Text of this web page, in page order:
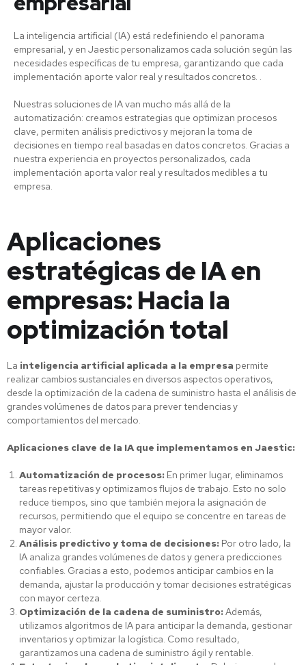
La inteligencia artificial (IA) está redefiniendo el panorama
empresarial, y en Jaestic personalizamos cada solución según las
necesidades específicas de tu empresa, garantizando que cada
implementación aporte valor real y resultados concretos. .
Nuestras soluciones de IA van mucho más allá de la
automatización: creamos estrategias que optimizan procesos
clave, permiten análisis predictivos y mejoran la toma de
decisiones en tiempo real basadas en datos concretos. Gracias a
nuestra experiencia en proyectos personalizados, cada
implementación aporta valor real y resultados medibles a tu
empresa.
Aplicaciones
estratégicas de IA en
empresas: Hacia la
optimización total
La inteligencia artificial aplicada a la empresa permite
realizar cambios sustanciales en diversos aspectos operativos,
desde la optimización de la cadena de suministro hasta el análisis de
grandes volúmenes de datos para prever tendencias y
comportamientos del mercado.
Aplicaciones clave de la IA que implementamos en Jaestic:
Automatización de procesos: En primer lugar, eliminamos
tareas repetitivas y optimizamos flujos de trabajo. Esto no solo
reduce tiempos, sino que también mejora la asignación de
recursos, permitiendo que el equipo se concentre en tareas de
mayor valor.
Análisis predictivo y toma de decisiones: Por otro lado, la
IA analiza grandes volúmenes de datos y genera predicciones
confiables. Gracias a esto, podemos anticipar cambios en la
demanda, ajustar la producción y tomar decisiones estratégicas
con mayor certeza.
Optimización de la cadena de suministro:Además,
utilizamos algoritmos de IA para anticipar la demanda, gestionar
inventarios y optimizar la logística. Como resultado,
garantizamos una cadena de suministro ágil y rentable.